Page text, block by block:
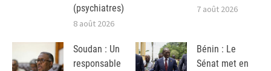
(psychiatres)
8 août 2026
7 août 2026
Soudan : Un
responsable
Bénin : Le
Sénat met en